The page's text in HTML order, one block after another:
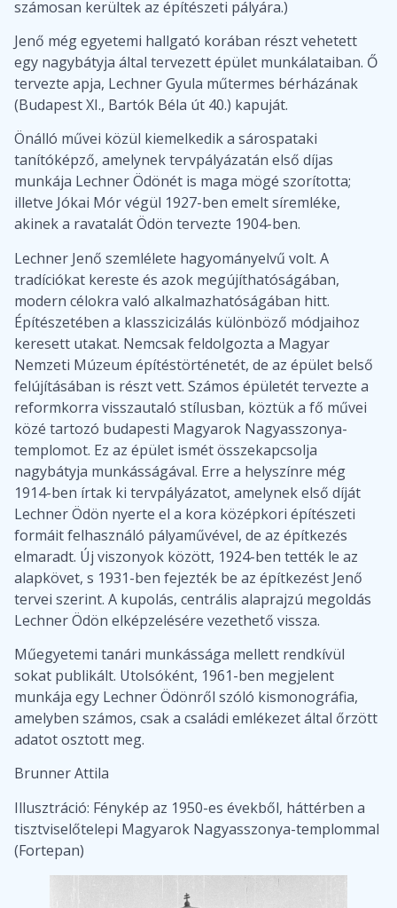
számosan kerültek az építészeti pályára.)
Jenő még egyetemi hallgató korában részt vehetett
egy nagybátyja által tervezett épület munkálataiban. Ő
tervezte apja, Lechner Gyula műtermes bérházának
(Budapest XI., Bartók Béla út 40.) kapuját.
Önálló művei közül kiemelkedik a sárospataki
tanítóképző, amelynek tervpályázatán első díjas
munkája Lechner Ödönét is maga mögé szorította;
illetve Jókai Mór végül 1927-ben emelt síremléke,
akinek a ravatalát Ödön tervezte 1904-ben.
Lechner Jenő szemlélete hagyományelvű volt. A
tradíciókat kereste és azok megújíthatóságában,
modern célokra való alkalmazhatóságában hitt.
Építészetében a klasszicizálás különböző módjaihoz
keresett utakat. Nemcsak feldolgozta a Magyar
Nemzeti Múzeum építéstörténetét, de az épület belső
felújításában is részt vett. Számos épületét tervezte a
reformkorra visszautaló stílusban, köztük a fő művei
közé tartozó budapesti Magyarok Nagyasszonya-
templomot. Ez az épület ismét összekapcsolja
nagybátyja munkásságával. Erre a helyszínre még
1914-ben írtak ki tervpályázatot, amelynek első díját
Lechner Ödön nyerte el a kora középkori építészeti
formáit felhasználó pályaművével, de az építkezés
elmaradt. Új viszonyok között, 1924-ben tették le az
alapkövet, s 1931-ben fejezték be az építkezést Jenő
tervei szerint. A kupolás, centrális alaprajzú megoldás
Lechner Ödön elképzelésére vezethető vissza.
Műegyetemi tanári munkássága mellett rendkívül
sokat publikált. Utolsóként, 1961-ben megjelent
munkája egy Lechner Ödönről szóló kismonográfia,
amelyben számos, csak a családi emlékezet által őrzött
adatot osztott meg.
Brunner Attila
Illusztráció: Fénykép az 1950-es évekből, háttérben a
tisztviselőtelepi Magyarok Nagyasszonya-templommal
(Fortepan)